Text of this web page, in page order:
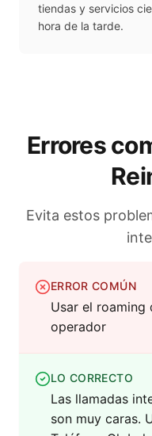
tiendas y servicios
hora de la tarde.
Errores
Evita estos
ERROR COMÚN
Usar el
operador
LO CORRECTO
Las llamadas
son muy caras.